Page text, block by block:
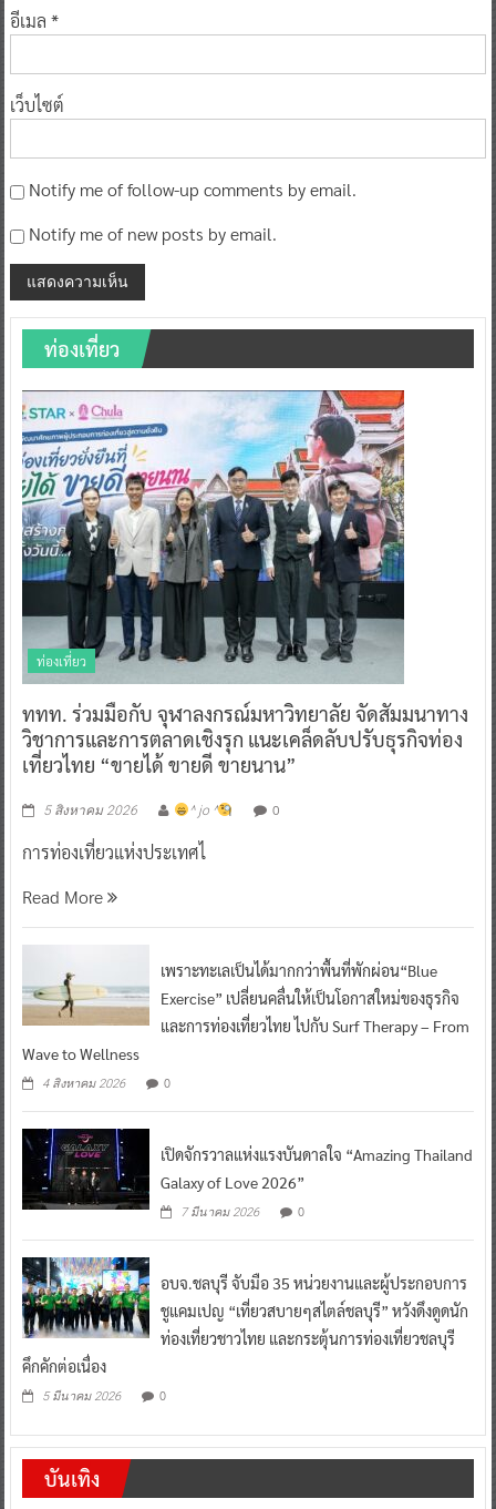
อีเมล *
เว็บไซต์
Notify me of follow-up comments by email.
Notify me of new posts by email.
ท่องเที่ยว
ท่องเที่ยว
ททท. ร่วมมือกับ จุฬาลงกรณ์มหาวิทยาลัย จัดสัมมนาทาง
วิชาการและการตลาดเชิงรุก แนะเคล็ดลับปรับธุรกิจท่อง
เที่ยวไทย “ขายได้ ขายดี ขายนาน”
5 สิงหาคม 2026 ^ jo ^ 0
การท่องเที่ยวแห่งประเทศไ
Read More
เพราะทะเลเป็นได้มากกว่าพื้นที่พักผ่อน“Blue
Exercise” เปลี่ยนคลื่นให้เป็นโอกาสใหม่ของธุรกิจ
และการท่องเที่ยวไทย ไปกับ Surf Therapy – From
Wave to Wellness
4 สิงหาคม 2026 0
เปิดจักรวาลแห่งแรงบันดาลใจ “Amazing Thailand
Galaxy of Love 2026”
7 มีนาคม 2026 0
อบจ.ชลบุรี จับมือ 35 หน่วยงานและผู้ประกอบการ
ชูแคมเปญ “เที่ยวสบายๆสไตล์ชลบุรี” หวังดึงดูดนัก
ท่องเที่ยวชาวไทย และกระตุ้นการท่องเที่ยวชลบุรี
คึกคักต่อเนื่อง
5 มีนาคม 2026 0
บันเทิง